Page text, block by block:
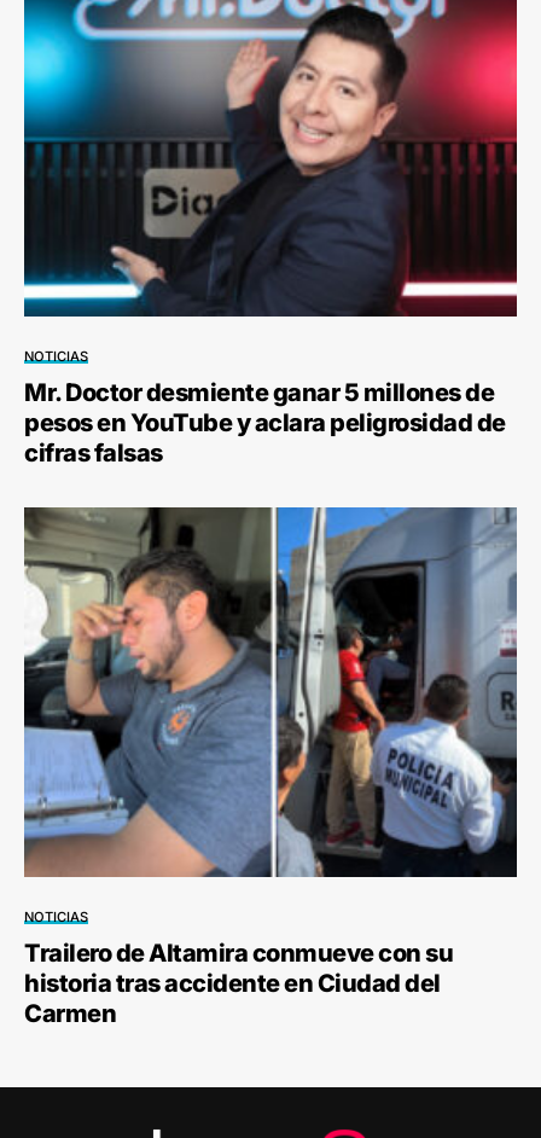
NOTICIAS
Mr. Doctor desmiente ganar 5 millones de
pesos en YouTube y aclara peligrosidad de
cifras falsas
NOTICIAS
Trailero de Altamira conmueve con su
historia tras accidente en Ciudad del
Carmen